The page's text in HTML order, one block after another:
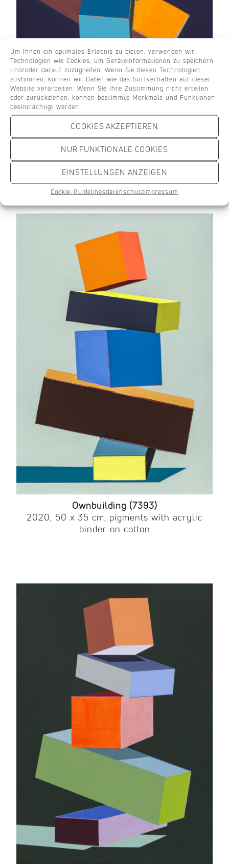
Um Ihnen ein optimales Erlebnis zu bieten, verwenden wir
Technologien wie Cookies, um Geräteinformationen zu speichern
und/oder darauf zuzugreifen. Wenn Sie diesen Technologien
zustimmen, können wir Daten wie das Surfverhalten auf dieser
Website verarbeiten. Wenn Sie Ihre Zustimmung nicht erteilen
oder zurückziehen, können bestimmte Merkmale und Funktionen
beeinträchtigt werden.
COOKIES AKZEPTIEREN
NUR FUNKTIONALE COOKIES
EINSTELLUNGEN ANZEIGEN
Cookie-Guidelinesdatenschutzimpressum
Ownbuilding (7406)
2020, 50 x 35 cm, pigments with acrylic
binder on cotton
Ownbuilding (7393)
2020, 50 x 35 cm, pigments with acrylic
binder on cotton